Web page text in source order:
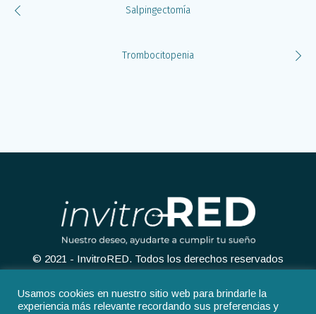
Salpingectomía
Trombocitopenia
© 2021 - InvitroRED. Todos los derechos reservados
Usamos cookies en nuestro sitio web para brindarle la
experiencia más relevante recordando sus preferencias y